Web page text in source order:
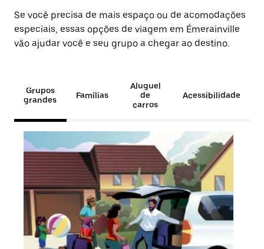
Se você precisa de mais espaço ou de acomodações
especiais, essas opções de viagem em Émerainville
vão ajudar você e seu grupo a chegar ao destino.
Grupos
grandes
Famílias
Aluguel
de
carros
Acessibilidade